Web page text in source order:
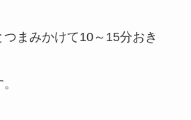
まみかけて10～15分おき